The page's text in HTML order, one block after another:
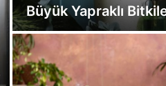
Büyük Yapraklı